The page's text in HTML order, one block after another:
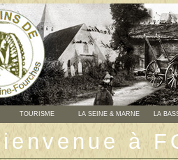
TOURISME LA SEINE & MARNE LA
ienvenue à